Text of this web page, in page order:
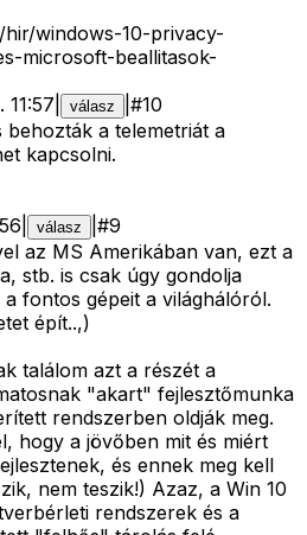
windows-10-privacy-
microsoft-beallitasok-
. 11:57 válasz #10
behozták a telemetriát a
kapcsolni.
válasz #9
az MS Amerikában van, ezt a
stb. is csak úgy gondolja
fontos gépeit a világhálóról.
épít..,)
találom azt a részét a
"akart" fejlesztőmunka
rendszerben oldják meg.
hogy a jövőben mit és miért
és ennek meg kell
nem teszik!) Azaz, a Win 10
rendszerek és a